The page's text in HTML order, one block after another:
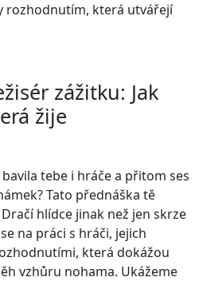
rozhodnutím, která utvářejí
zážitku: Jak
žije
tebe i hráče a přitom ses
Tato přednáška tě
hlídce jinak než jen skrze
na práci s hráči, jejich
která dokážou
vzhůru nohama. Ukážeme